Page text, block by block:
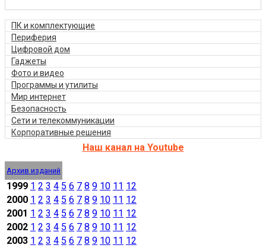
ПК и комплектующие
Периферия
Цифровой дом
Гаджеты
Фото и видео
Программы и утилиты
Мир интернет
Безопасность
Сети и телекоммуникации
Корпоративные решения
Наш канал на Youtube
Архив изданий
1999 1 2 3 4 5 6 7 8 9 10 11 12
2000 1 2 3 4 5 6 7 8 9 10 11 12
2001 1 2 3 4 5 6 7 8 9 10 11 12
2002 1 2 3 4 5 6 7 8 9 10 11 12
2003 1 2 3 4 5 6 7 8 9 10 11 12